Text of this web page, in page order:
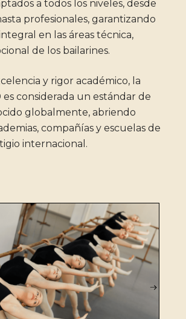
a todos los niveles, desde
profesionales, garantizando
en las áreas técnica,
de los bailarines.
y rigor académico, la
considerada un estándar de
globalmente, abriendo
compañías y escuelas de
internacional.